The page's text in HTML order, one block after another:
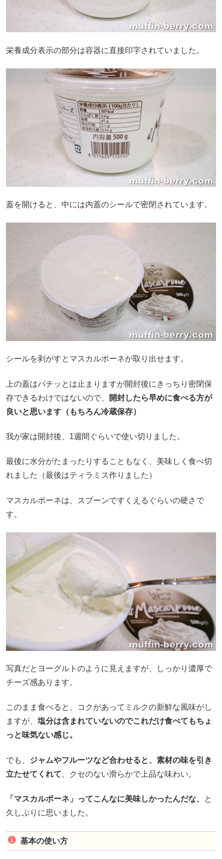
栄養成分表示の部分は容器に直接印字されていました。
蓋を開けると、中には内蓋のシールで密閉されています。
シールを剥がすとマスカルポーネが取り出せます。
上の蓋はパチッとは止まりますが開封後にきっちり密閉保
存できるわけではないので、
開封したら早めに食べる方が
良いと思います（もちろん冷蔵保存）
我が家は開封後、1週間ぐらいで使い切りました。
最後に水分がたまったりすることもなく、美味しく食べ切
れました（最後はティラミス作りました）
マスカルポーネは、スプーンですくえるぐらいの硬さで
す。
写真だとヨーグルトのように見えますが、しっかり濃厚で
チーズ感あります。
このまま食べると、コクがあってミルクの新鮮な風味がし
ますが、 塩分は含まれていないのでこれだけ食べてもちょ
っと味気ない感じ。
でも、 ジャムやフルーツなど合わせると、素材の味を引き
立たせてくれて 、クセのない滑らかで上品な味わい。
「マスカルポーネ」ってこんなに美味しかったんだな、
と
久しぶりに思いました。
基本の使い方